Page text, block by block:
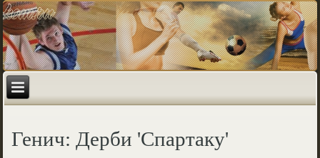
Генич: Дерби 'Спартаку'